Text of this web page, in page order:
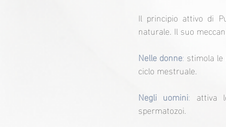
Il principio attivo di
naturale. Il suo
Nelle donne: stimola
ciclo mestruale.
Negli uomini: attiva
spermatozoi.